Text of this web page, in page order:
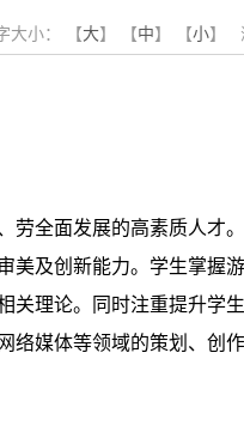
小： 【大】 【中】 【小】
劳全面发展的高素质人才
美及创新能力。学生掌握
关理论。同时注重提升学
络媒体等领域的策划、创